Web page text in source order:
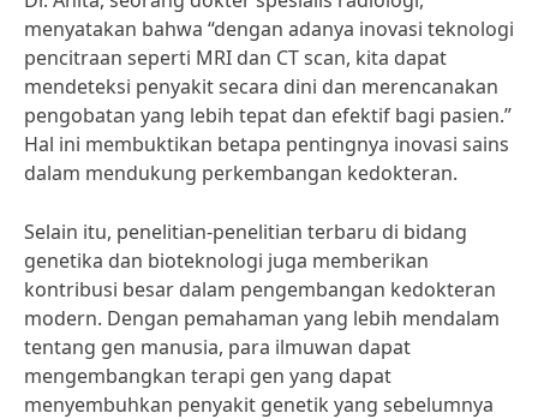
menyatakan bahwa “dengan adanya inovasi teknologi
pencitraan seperti MRI dan CT scan, kita dapat
mendeteksi penyakit secara dini dan merencanakan
pengobatan yang lebih tepat dan efektif bagi pasien.”
Hal ini membuktikan betapa pentingnya inovasi sains
dalam mendukung perkembangan kedokteran.
Selain itu, penelitian-penelitian terbaru di bidang
genetika dan bioteknologi juga memberikan
kontribusi besar dalam pengembangan kedokteran
modern. Dengan pemahaman yang lebih mendalam
tentang gen manusia, para ilmuwan dapat
mengembangkan terapi gen yang dapat
menyembuhkan penyakit genetik yang sebelumnya